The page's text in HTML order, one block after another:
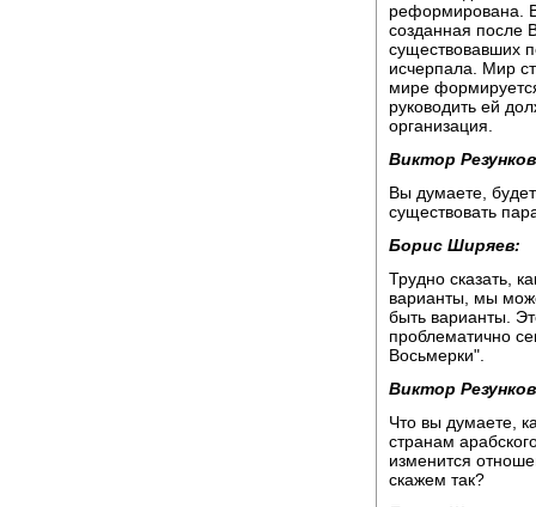
реформирована.
созданная после
существовавших
исчерпала. Мир
мире
руководить ей
организация.
Виктор
Вы думаете,
существовать
Борис Ширяев:
Трудно сказать,
варианты, мы
быть варианты.
проблематично
Восьмерки".
Виктор
Что вы думаете,
странам
изменится
скажем так?